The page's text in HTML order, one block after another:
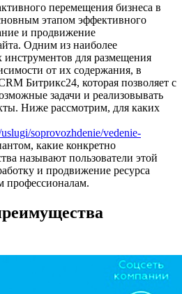
перемещения бизнеса в
этапом эффективного
и продвижение
Одним из наиболее
для размещения
от их содержания, в
Битрикс24, которая позволяет с
задачи и реализовывать
Ниже рассмотрим, для каких
soprovozhdenie/vedenie-
какие конкретно
называют пользователи этой
и продвижение ресурса
профессионалам.